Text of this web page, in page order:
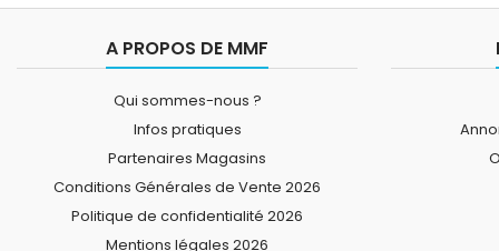
A PROPOS DE MMF
Qui sommes-nous ?
Infos pratiques
Partenaires Magasins
Conditions Générales de Vente 2026
Politique de confidentialité 2026
Mentions légales 2026